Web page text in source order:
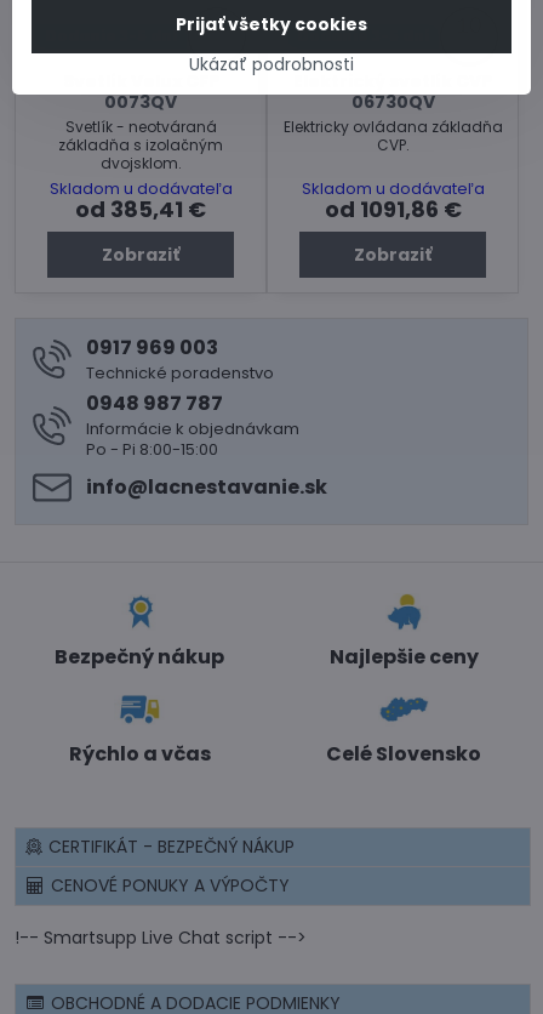
0073QV
Svetlík - neotváraná
základňa s izolačným
dvojsklom.
Skladom u dodávateľa
od 385,41 €
Zobraziť
Dodanie 3-5 dní
06730QV
Elektricky ovládana základňa
CVP.
Skladom u dodávateľa
od 1091,86 €
Zobraziť
0917 969 003
Technické poradenstvo
0948 987 787
Informácie k objednávkam
Po - Pi 8:00-15:00
info​@lacnestavanie​.sk
Bezpečný nákup Najlepšie ceny
Rýchlo a včas Celé Slovensko
CERTIFIKÁT - BEZPEČNÝ NÁKUP
CENOVÉ PONUKY A VÝPOČTY
!-- Smartsupp Live Chat script -->
OBCHODNÉ A DODACIE PODMIENKY
Ukázať podrobnosti
Prijať všetky cookies